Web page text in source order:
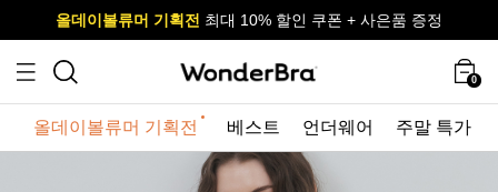
사이즈 무료 교환 서비스
올데이볼류머 기획전 최대 10% 할인 쿠폰 + 사은품 증정
사이즈 무료 교환 서비스
올데이볼류머 기획전
0
올데이볼류머 기획전 베스트 언더웨어 주말 특가